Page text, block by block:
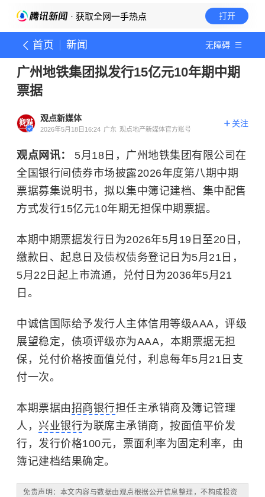
· 获取全网一手热点 打开
首页 新闻 无障碍
广州地铁集团拟发行15亿元10年期中期
票据
观点新媒体
2026年5月18日16:24 广东 观点地产新媒体官方账号
关注
观点网讯：
5月18日，广州地铁集团有限公司在
全国银行间债券市场披露2026年度第八期中期
票据募集说明书，拟以集中簿记建档、集中配售
方式发行15亿元10年期无担保中期票据。
本期中期票据发行日为2026年5月19日至20日，
缴款日、起息日及债权债务登记日为5月21日，
5月22日起上市流通，兑付日为2036年5月21
日。
中诚信国际给予发行人主体信用等级AAA，评级
展望稳定，债项评级亦为AAA，本期票据无担
保，兑付价格按面值兑付，利息每年5月21日支
付一次。
本期票据由招商银行担任主承销商及簿记管理
人， 兴业银行为联席主承销商，按面值平价发
行，发行价格100元，票面利率为固定利率，由
簿记建档结果确定。
免责声明：本文内容与数据由观点根据公开信息整理，不构成投资